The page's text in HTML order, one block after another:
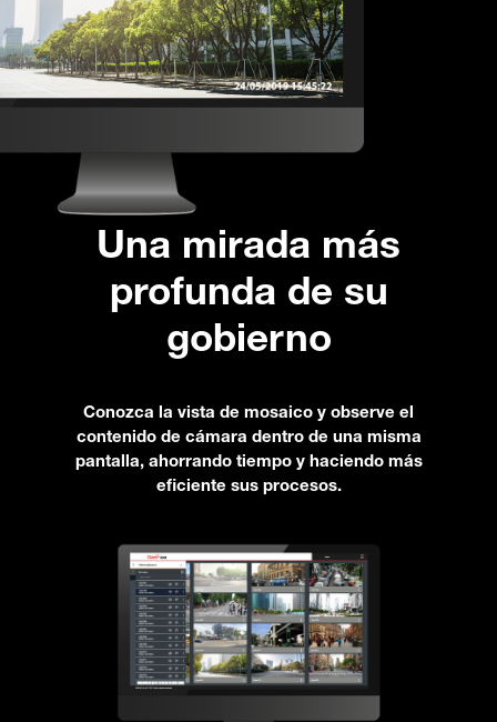
Una mirada más
profunda de su
gobierno
Conozca la vista de mosaico y observe el
contenido de cámara dentro de una misma
pantalla, ahorrando tiempo y haciendo más
eficiente sus procesos.